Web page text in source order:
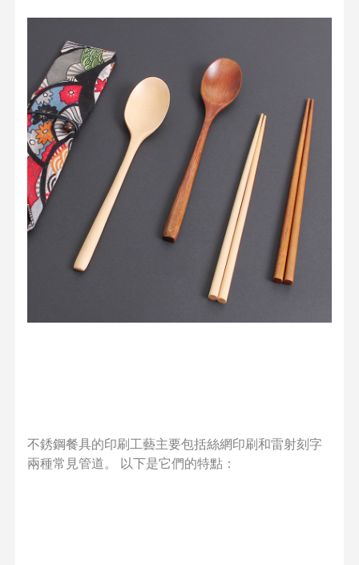
不銹鋼餐具的印刷工藝主要包括絲網印刷和雷射刻字
兩種常見管道。 以下是它們的特點：